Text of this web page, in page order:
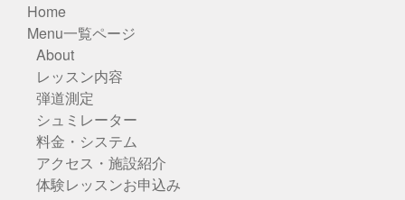
Home
Menu一覧ページ
About
レッスン内容
弾道測定
シュミレーター
料金・システム
アクセス・施設紹介
体験レッスンお申込み